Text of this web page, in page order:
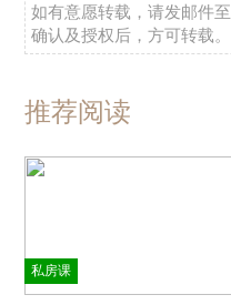
如有意愿转载，请发邮件至
确认及授权后，方可转载。
推荐阅读
私房课